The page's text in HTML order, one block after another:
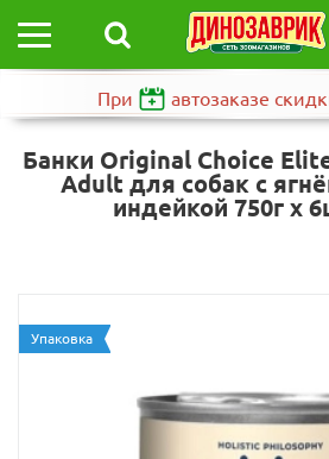
При автозаказе
Банки Original Choice
Adult для собак с
индейкой 750г х
Упаковка